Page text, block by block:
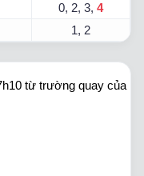
0, 2, 3, 4
1, 2
từ trường quay của